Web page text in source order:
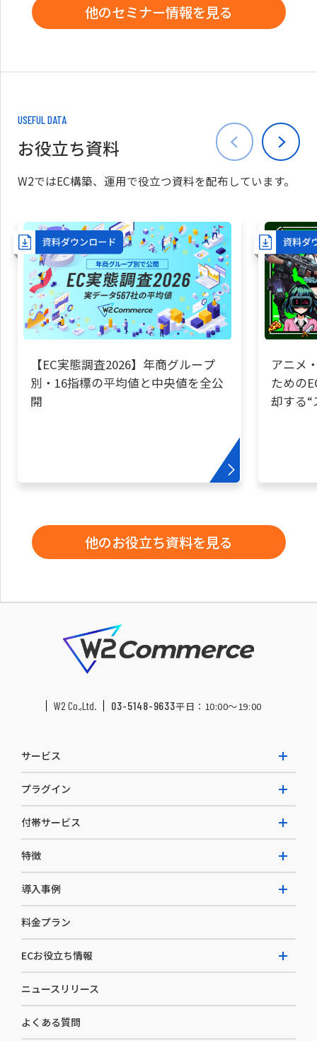
他のセミナー情報を見る
USEFUL DATA
お役立ち資料
W2ではEC構築、運用で役立つ資料を配布しています。
【EC実態調査2026】年商グループ
別・16指標の平均値と中央値を全公
開
アニメ
ための
却する
他のお役立ち資料を見る
W2 Co.,Ltd. 03-5148-9633平日：10:00〜19:00
サービス
W2 Commerce Repeat
W2 Commerce BtoB
W2 Commerce Asia
プラグイン
AI buddy
付帯サービス
EC運用構築支援・運用支援
カスタマーサクセス
セキュリティ
デザイン制作
コンサルティング
特徴
選ばれる理由
開発体制
導入事例
導入企業一覧
料金プラン
ECお役立ち情報
お役立ち資料
ニュースリリース
よくある質問